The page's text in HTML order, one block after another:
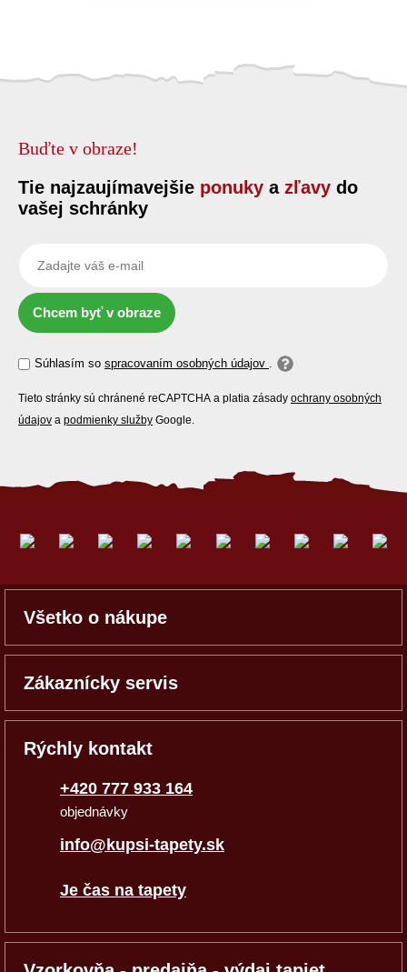
Buďte v obraze!
Tie najzaujímavejšie ponuky a zľavy do
vašej schránky
Chcem byť v obraze
Súhlasím so spracovaním osobných údajov .
Tieto stránky sú chránené reCAPTCHA a platia zásady ochrany osobných
údajov a podmienky služby Google.
Všetko o nákupe
Zákaznícky servis
Rýchly kontakt
+420 777 933 164
objednávky
info@kupsi-tapety.sk
Je čas na tapety